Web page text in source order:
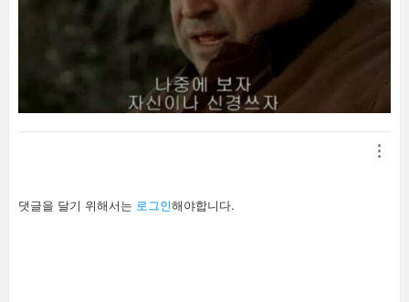
답
글
댓글을 달기 위해서는 로그인해야합니다.